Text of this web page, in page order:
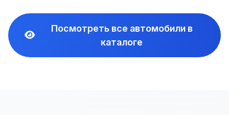
Посмотреть все автомобили в
каталоге